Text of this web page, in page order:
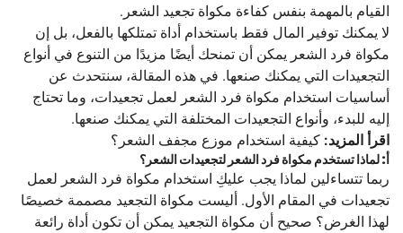
القيام بالمهمة بنفس كفاءة مكواة تجعيد الشعر.
لا يمكنك توفير المال فقط باستخدام أداة تمتلكها بالفعل، بل إن
مكواة فرد الشعر يمكن أن تمنحك أيضًا مزيدًا من التنوع في أنواع
التجعيدات التي يمكنك صنعها. في هذه المقالة، سنتحدث عن
أساسيات استخدام مكواة فرد الشعر لعمل تجعيدات، وما تحتاج
إليه للبدء، وأنواع التجعيدات المختلفة التي يمكنك صنعها.
اقرأ المزيد: كيفية استخدام موزع مجفف الشعر؟
أ: لماذا تستخدم مكواة فرد الشعر لتجعيدات الشعر؟
ربما تتساءلين لماذا يجب عليكِ استخدام مكواة فرد الشعر لعمل
تجعيدات في المقام الأول. أليست مكواة التجعيد مصممة خصيصًا
لهذا الغرض؟ صحيح أن مكواة التجعيد يمكن أن تكون أداة رائعة